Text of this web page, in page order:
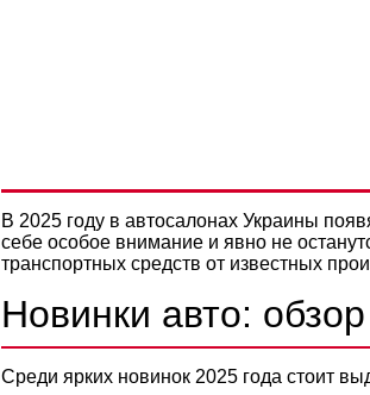
В 2025 году в автосалонах Украины
себе особое внимание и явно не
транспортных средств от известных
Новинки авто:
Среди ярких новинок 2025 года стоит